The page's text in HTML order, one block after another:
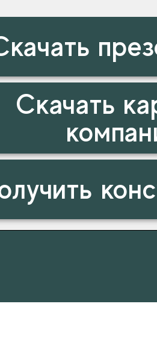
Скачать